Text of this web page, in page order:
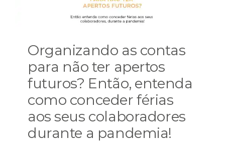
Organizando as contas
para não ter apertos
futuros? Então, entenda
como conceder férias
aos seus colaboradores
durante a pandemia!